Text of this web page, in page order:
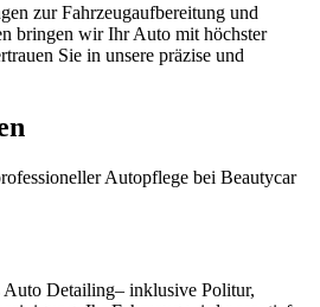
zur Fahrzeugaufbereitung und
bringen wir Ihr Auto mit höchster
Sie in unsere präzise und
Auto Detailing– inklusive Politur,